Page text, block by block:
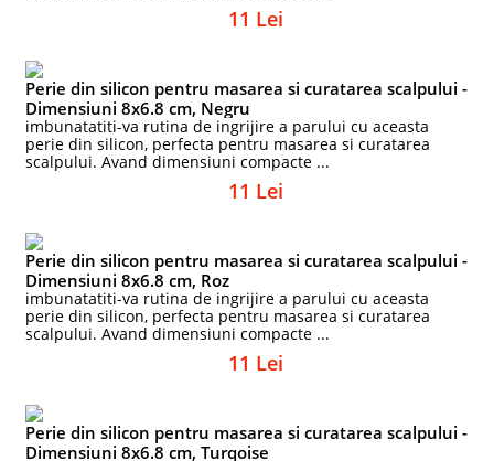
11 Lei
Perie din silicon pentru masarea si curatarea scalpului -
Dimensiuni 8x6.8 cm, Negru
imbunatatiti-va rutina de ingrijire a parului cu aceasta
perie din silicon, perfecta pentru masarea si curatarea
scalpului. Avand dimensiuni compacte ...
11 Lei
Perie din silicon pentru masarea si curatarea scalpului -
Dimensiuni 8x6.8 cm, Roz
imbunatatiti-va rutina de ingrijire a parului cu aceasta
perie din silicon, perfecta pentru masarea si curatarea
scalpului. Avand dimensiuni compacte ...
11 Lei
Perie din silicon pentru masarea si curatarea scalpului -
Dimensiuni 8x6.8 cm, Turqoise